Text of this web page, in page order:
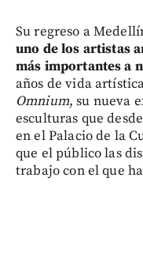
Su regreso a
uno de los artistas
más importantes a
años de vida
Omnium, su nueva
esculturas que
en el Palacio de la
que el público las
trabajo con el que